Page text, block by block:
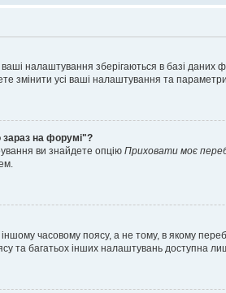
налаштування зберігаються в базі даних
змінити усі ваші налаштування та параметри.
зараз на форумі"?
ви знайдете опцію Приховати моє
часовому поясу, а не тому, в якому
та багатьох інших налаштувань